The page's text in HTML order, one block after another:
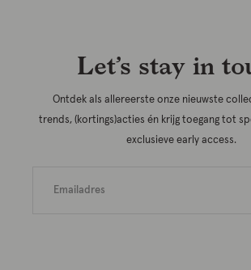
Let’s stay in
Ontdek als allereerste onze nieuwste
trends, (kortings)acties én krijg toegang tot
exclusieve early access.